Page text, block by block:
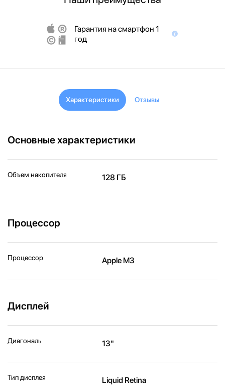
Гарантия на смартфон 1
год
Характеристики Отзывы
Основные характеристики
Объем накопителя 128 ГБ
Процессор
Процессор Apple M3
Дисплей
Диагональ 13"
Тип дисплея Liquid Retina